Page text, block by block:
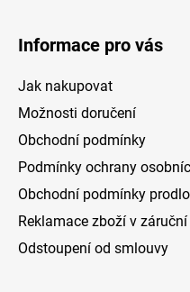
Informace pro vás
Jak nakupovat
Možnosti doručení
Obchodní podmínky
Podmínky ochrany
Obchodní podmínky
Reklamace zboží v
Odstoupení od smlouvy